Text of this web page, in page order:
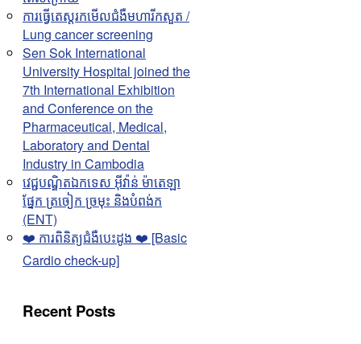
ការធ្វើតេស្តរកមើលជំងឺមហារីកសួត /
Lung cancer screening
Sen Sok International
University Hospital joined the
7th International Exhibition
and Conference on the
Pharmaceutical, Medical,
Laboratory and Dental
Industry in Cambodia
វេជ្ជបណ្ឌិតឯកទេស អុីវ៉ាន់ ម៉ាតេឡា
ផ្នែក ត្រចៀក ច្រមុះ និងបំពង់ក
(ENT)
❤️ ការពិនិត្យជំងឺបេះដូង ❤️ [Basic
Cardio check-up]
Recent Posts